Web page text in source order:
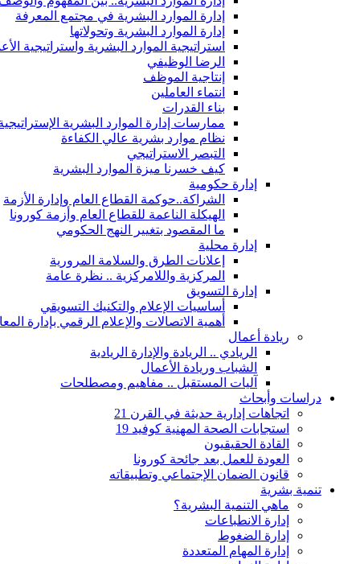
إدارة الموارد البشرية في مجتمع المعرفة
إدارة الموارد البشرية وتحولاتها
استراتيجية الموارد البشرية واستراتيجية
الرضا الوظيفي
إنتاجية الموظف
انتماء العاملين
بناء القدرات
ممارسات إدارة الموارد البشرية
نظام موارد بشرية عالي الكفاءة
التبصر الاستراتيجي
كيف خسرنا ميزة الموارد البشرية
إدارة حكومية
الشراكة..حوكمة القطاع العام وإدارة الأزمة
الهيكلة الناعمة للقطاع العام وأزمة كورونا
ما المقصود بتغيير النهج الحكومي
إدارة محلية
إعلانات الطرق والسلامة المرورية
المركزية واللامركزية .. نظرة عامة
إدارة التسويق
أساسيات الإعلام والتكنيك التسويقي
أهمية الاتصالات والإعلام الرقمي بإدارة
ريادة أعمال
الريادي .. الريادة والإدارة الريادية
الشباب وريادة الأعمال
آليات المستقبل .. مفاهيم ومصطلحات
دراسات وأبحاث
اتجاهات إدارية حديثة في القرن 21
استجابات الصحة المهنية كوفيد 19
القادة الحقيقيون
العودة للعمل بعد جائحة كورونا
قانون الضمان الإجتماعي وتطبيقاته
تنمية بشرية
ماهي التنمية البشرية؟
إدارة الانطباعات
إدارة الضغوط
إدارة المهام المتعددة